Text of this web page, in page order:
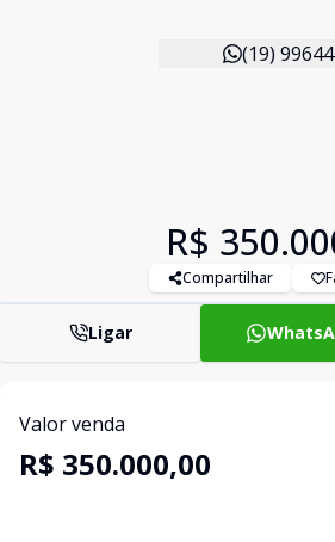
(19)
R$
Compartilhar
Ligar
Valor venda
R$ 350.000,00